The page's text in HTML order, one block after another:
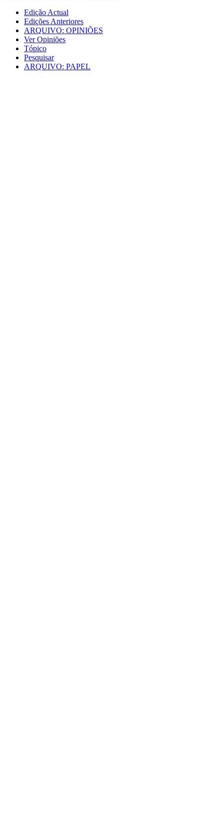
Edição Actual
Edições Anteriores
ARQUIVO: OPINIÕES
Ver Opiniões
Tópico
Pesquisar
ARQUIVO: PAPEL